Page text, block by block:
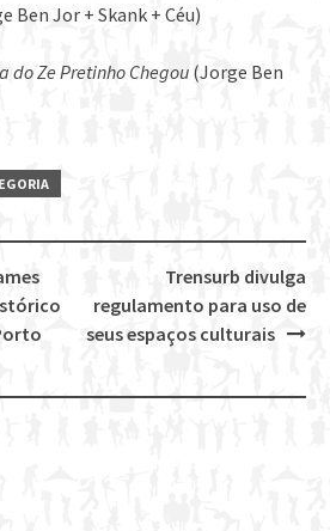
Ben Jor + Skank + Céu)
do Ze Pretinho Chegou (Jorge Ben
Trensurb divulga
regulamento para uso de
seus espaços culturais